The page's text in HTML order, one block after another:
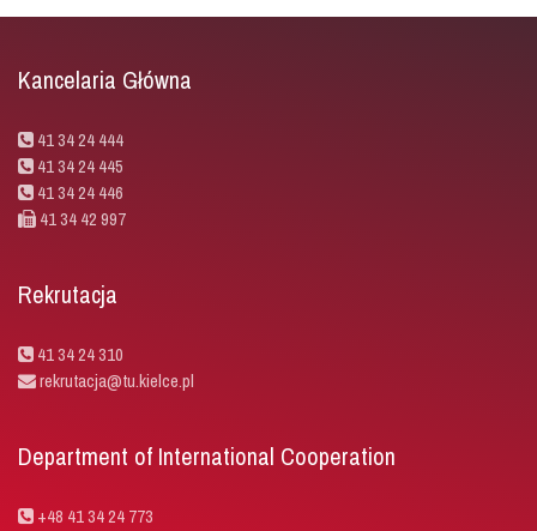
Kancelaria Główna
41 34 24 444
41 34 24 445
41 34 24 446
41 34 42 997
Rekrutacja
41 34 24 310
rekrutacja@tu.kielce.pl
Department of International Cooperation
+48 41 34 24 773